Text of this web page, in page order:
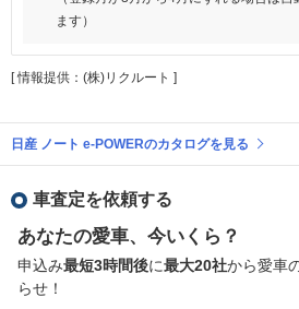
ます）
[ 情報提供：(株)リクルート ]
日産 ノート e-POWERのカタログを見る
車査定を依頼する
あなたの愛車、今いくら？
申込み最短3時間後に最大20社から愛車
らせ！